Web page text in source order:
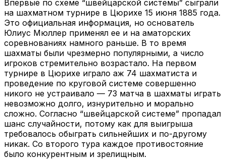
Впервые по схеме “швейцарской системы” сыграли
на шахматном турнире в Цюрихе 15 июня 1885 года.
Это официальная информация, но основатель
Юлиус Мюллер применял ее и на аматорских
соревнованиях намного раньше. В то время
шахматы были чрезмерно популярными, а число
игроков стремительно возрастало. На первом
турнире в Цюрихе играло аж 74 шахматиста и
проведение по круговой системе совершенно
никого не устраивало — 73 матча в шахматы играть
невозможно долго, изнурительно и морально
сложно. Согласно “швейцарской системе” пропадал
шанс случайности, потому как для выигрыша
требовалось обыграть сильнейших и по-другому
никак. Со второго тура каждое противостояние
было конкурентным и зрелищным.